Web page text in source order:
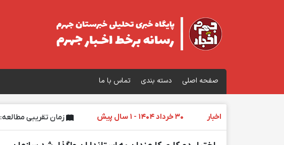
صفحه اصلی دسته بندی تماس با ما
اخبار 30 خرداد 1404 - 1 سال پیش زمان تقریبی مطالعه: 0 دقیقه